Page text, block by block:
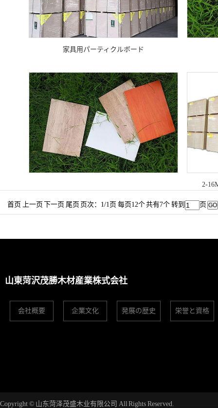
家具用パーティクルボード
2-
首页 上一页 下一页 尾页 页次：1/1页 每页12个 共有7个 转到 页
山東菏沢茂勝木材産業株式会社
会社概要 企業文化 発展の歴史 栄誉と資格
Copyright © 山东菏泽茂盛木业有限公司 All Rights Reserved.